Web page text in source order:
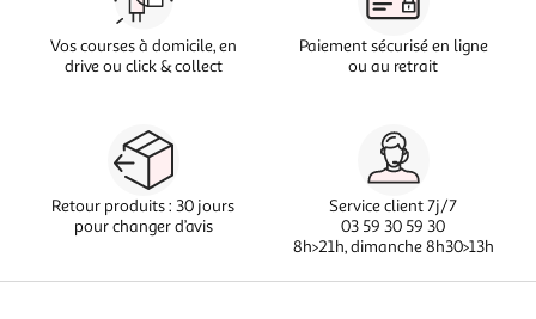
Vos courses à domicile, en
drive ou click & collect
Paiement sécurisé en ligne
ou au retrait
Retour produits : 30 jours
pour changer d’avis
Service client 7j/7
03 59 30 59 30
8h>21h, dimanche 8h30>13h